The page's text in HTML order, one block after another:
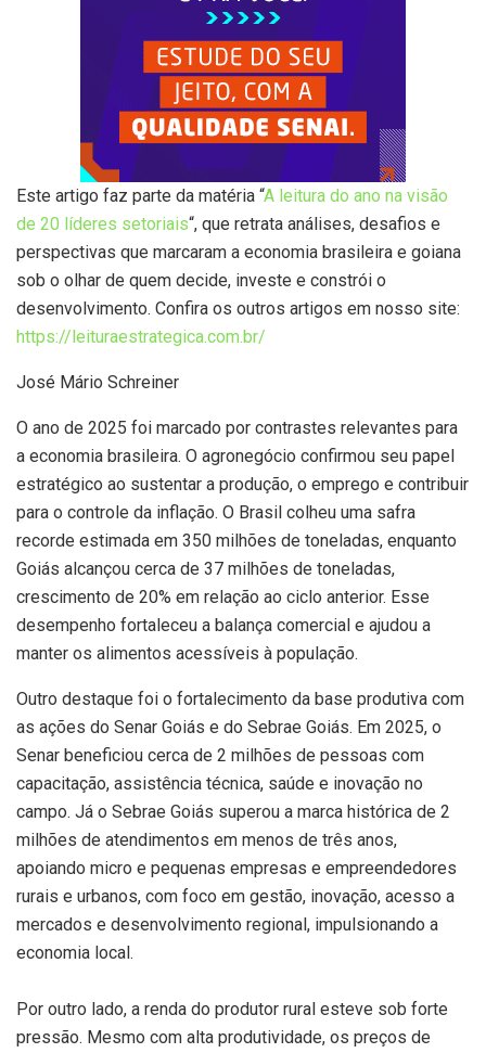
Este artigo faz parte da matéria “A leitura do ano na visão
de 20 líderes setoriais“, que retrata análises, desafios e
perspectivas que marcaram a economia brasileira e goiana
sob o olhar de quem decide, investe e constrói o
desenvolvimento. Confira os outros artigos em nosso site:
https://leituraestrategica.com.br/
José Mário Schreiner
O ano de 2025 foi marcado por contrastes relevantes para
a economia brasileira. O agronegócio confirmou seu papel
estratégico ao sustentar a produção, o emprego e contribuir
para o controle da inflação. O Brasil colheu uma safra
recorde estimada em 350 milhões de toneladas, enquanto
Goiás alcançou cerca de 37 milhões de toneladas,
crescimento de 20% em relação ao ciclo anterior. Esse
desempenho fortaleceu a balança comercial e ajudou a
manter os alimentos acessíveis à população.
Outro destaque foi o fortalecimento da base produtiva com
as ações do Senar Goiás e do Sebrae Goiás. Em 2025, o
Senar beneficiou cerca de 2 milhões de pessoas com
capacitação, assistência técnica, saúde e inovação no
campo. Já o Sebrae Goiás superou a marca histórica de 2
milhões de atendimentos em menos de três anos,
apoiando micro e pequenas empresas e empreendedores
rurais e urbanos, com foco em gestão, inovação, acesso a
mercados e desenvolvimento regional, impulsionando a
economia local.
Por outro lado, a renda do produtor rural esteve sob forte
pressão. Mesmo com alta produtividade, os preços de